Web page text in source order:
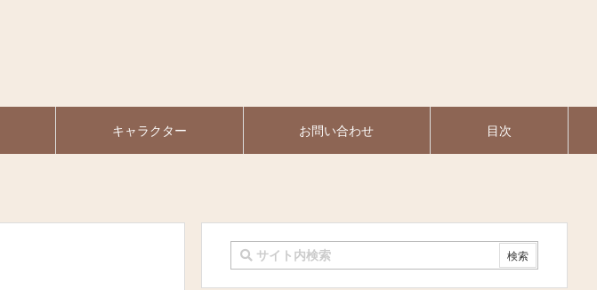
キャラクター お問い合わせ 目次